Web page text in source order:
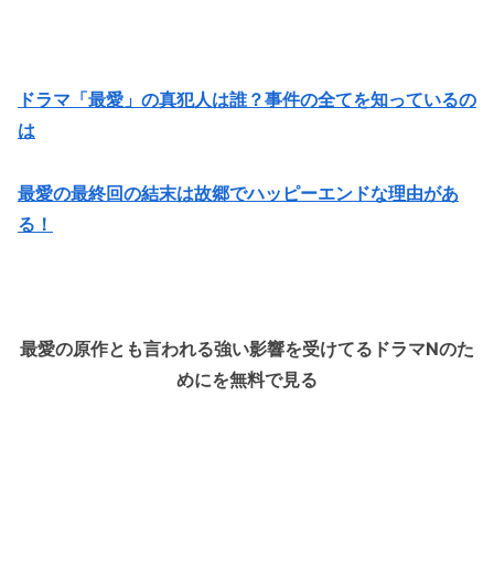
ドラマ「最愛」の真犯人は誰？事件の全てを知っているの
は
最愛の最終回の結末は故郷でハッピーエンドな理由があ
る！
最愛の原作とも言われる強い影響を受けてるドラマNのた
めにを無料で見る